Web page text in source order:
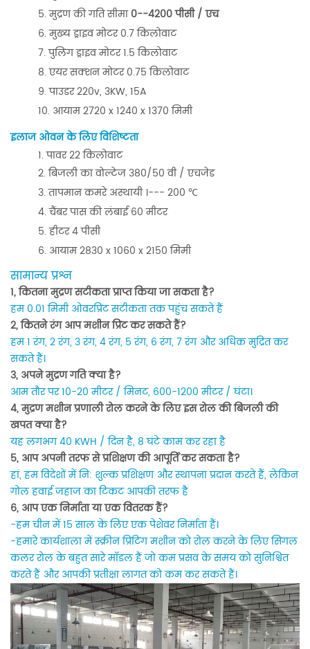
मुद्रण की गति सीमा0--4200 पीसी / एच
मुख्य ड्राइव मोटर 0.7 किलोवाट
पुलिंग ड्राइव मोटर 1.5 किलोवाट
एयर सक्शन मोटर 0.75 किलोवाट
पाउडर 220v, 3KW, 15A
आयाम 2720 x 1240 x 1370 मिमी
इलाज ओवन के लिए विशिष्टता
पावर 22 किलोवाट
बिजली का वोल्टेज 380/50 वी / एचजेड
तापमान कमरे अस्थायी ।--- 200 ℃
चैंबर पास की लंबाई 60 मीटर
हीटर 4 पीसी
आयाम 2830 x 1060 x 2150 मिमी
सामान्य प्रश्न
1, कितना मुद्रण सटीकता प्राप्त किया जा सकता है?
हम 0.01 मिमी ओवरप्रिंट सटीकता तक पहुंच सकते हैं
2, कितने रंग आप मशीन प्रिंट कर सकते हैं?
हम 1 रंग, 2 रंग, 3 रंग, 4 रंग, 5 रंग, 6 रंग, 7 रंग और अधिक मुद्रित कर
सकते हैं।
3, अपने मुद्रण गति क्या है?
आम तौर पर 10-20 मीटर / मिनट, 600-1200 मीटर / घंटा।
4, मुद्रण मशीन प्रणाली रोल करने के लिए इस रोल की बिजली की
खपत क्या है?
यह लगभग 40 KWH / दिन है, 8 घंटे काम कर रहा है
5, आप अपनी तरफ से प्रशिक्षण की आपूर्ति कर सकता है?
हां, हम विदेशों में नि: शुल्क प्रशिक्षण और स्थापना प्रदान करते हैं, लेकिन
गोल हवाई जहाज का टिकट आपकी तरफ है
6, आप एक निर्माता या एक वितरक हैं?
-हम चीन में 15 साल के लिए एक पेशेवर निर्माता हैं।
-हमारे कार्यशाला में स्क्रीन प्रिंटिंग मशीन को रोल करने के लिए सिंगल
कलर रोल के बहुत सारे मॉडल हैं जो कम प्रसव के समय को सुनिश्चित
करते हैं और आपकी प्रतीक्षा लागत को कम कर सकते हैं।